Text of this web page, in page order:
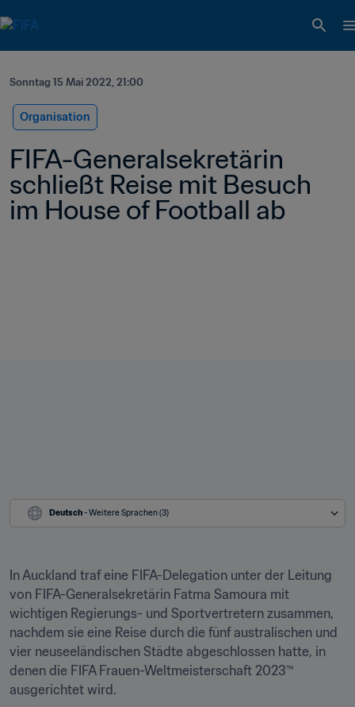
Sonntag 15 Mai 2022, 21:00
Organisation
FIFA-Generalsekretärin
schließt Reise mit Besuch
im House of Football ab
Deutsch - Weitere Sprachen (3)
In Auckland traf eine FIFA-Delegation unter der Leitung
von FIFA-Generalsekretärin Fatma Samoura mit
wichtigen Regierungs- und Sportvertretern zusammen,
nachdem sie eine Reise durch die fünf australischen und
vier neuseeländischen Städte abgeschlossen hatte, in
denen die FIFA Frauen-Weltmeisterschaft 2023™
ausgerichtet wird.